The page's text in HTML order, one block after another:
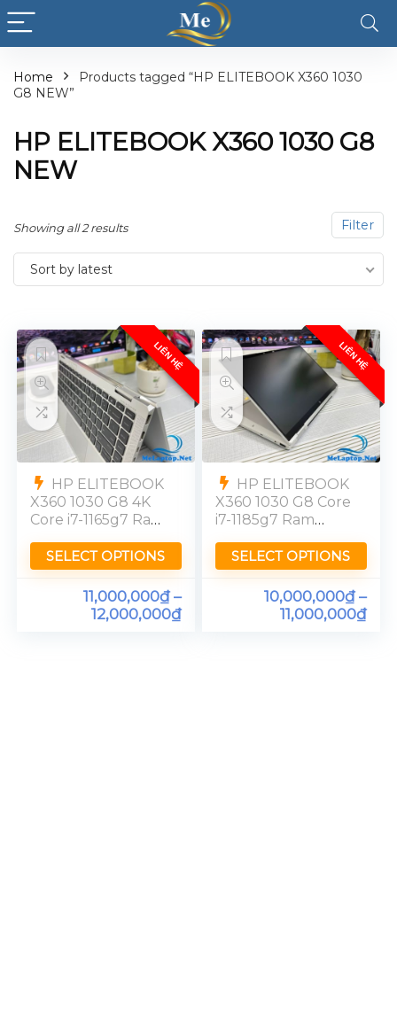
Home
Products tagged “HP ELITEBOOK X360 1030
G8 NEW”
HP ELITEBOOK X360 1030 G8
NEW
Filter
Showing all 2 results
Sort by latest
LIÊN HỆ
HP ELITEBOOK
X360 1030 G8 4K
Core i7-1165g7 Ram
13″3 UHD Touch
SELECT OPTIONS
11,000,000₫–
12,000,000₫
LIÊN HỆ
HP ELITEBOOK
X360 1030 G8 Core
i7-1185g7 Ram
13″3 FHD Touch &
Xoay
SELECT OPTIONS
10,000,000₫–
11,000,000₫